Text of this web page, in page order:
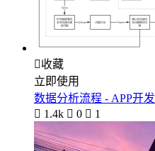
收藏
立即使用
数据分析流程 - APP开发
 1.4k  0  1